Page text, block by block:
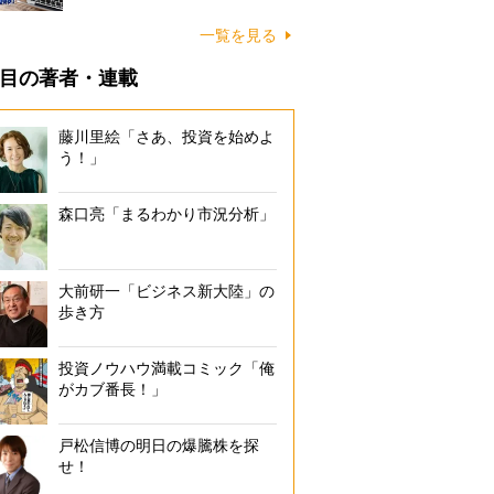
一覧を見る
の著者・連載
藤川里絵「さあ、投資を始めよ
う！」
森口亮「まるわかり市況分析」
大前研一「ビジネス新大陸」の
歩き方
投資ノウハウ満載コミック「俺
がカブ番長！」
戸松信博の明日の爆騰株を探
せ！